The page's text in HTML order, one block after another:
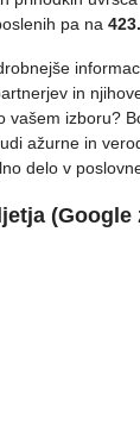
pa na 423.
in
vašem izboru?
ažurne in
delo v
(Google